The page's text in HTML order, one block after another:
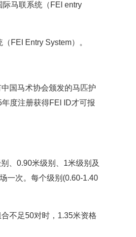
马联系统（FEI entry
FEI Entry System）。
国马术协会颁发的马匹护
度注册获得FEI ID才可报
、0.90米级别、1米级别及
一次。每个级别(0.60-1.40
不足50对时，1.35米资格